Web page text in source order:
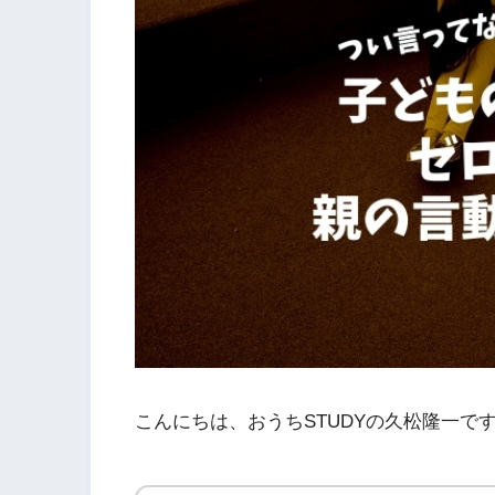
こんにちは、おうちSTUDYの久松隆一で